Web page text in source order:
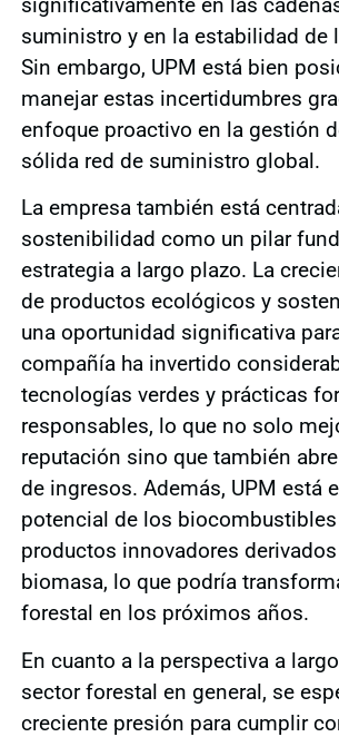
suministro y en la estabilidad de
Sin embargo, UPM está bien
manejar estas incertidumbres
enfoque proactivo en la gestión
sólida red de suministro global.
La empresa también está
sostenibilidad como un pilar
estrategia a largo plazo. La
de productos ecológicos y
una oportunidad significativa
compañía ha invertido
tecnologías verdes y prácticas
responsables, lo que no solo
reputación sino que también
de ingresos. Además, UPM está
potencial de los
productos innovadores
biomasa, lo que podría
forestal en los próximos años.
En cuanto a la perspectiva a
sector forestal en general, se
creciente presión para cumplir